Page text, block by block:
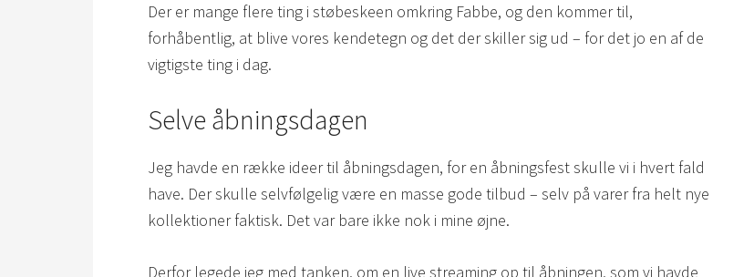
Der er mange flere ting i støbeskeen omkring Fabbe, og den kommer til,
forhåbentlig, at blive vores kendetegn og det der skiller sig ud – for det jo en af de
vigtigste ting i dag.
Selve åbningsdagen
Jeg havde en række ideer til åbningsdagen, for en åbningsfest skulle vi i hvert fald
have. Der skulle selvfølgelig være en masse gode tilbud – selv på varer fra helt nye
kollektioner faktisk. Det var bare ikke nok i mine øjne.
Derfor legede jeg med tanken, om en live streaming op til åbningen, som vi havde